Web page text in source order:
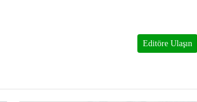
Editöre Ulaşın